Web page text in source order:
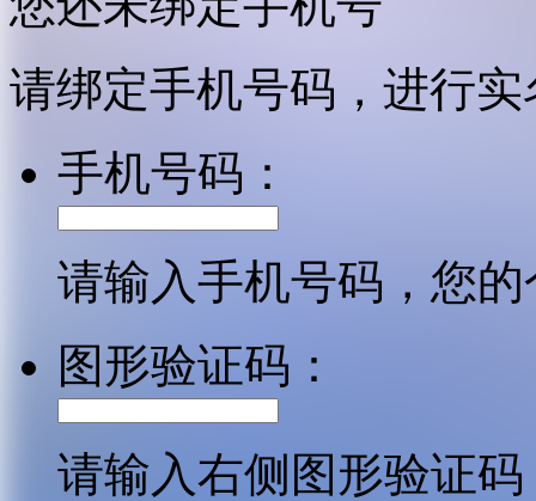
请绑定手机号码，进行
手机号码：
请输入手机号码，您
图形验证码：
请输入右侧图形验证码